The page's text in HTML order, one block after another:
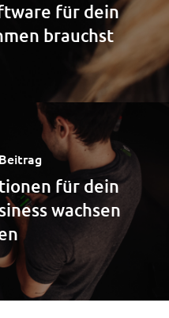
für dein
brauchst
für dein
wachsen